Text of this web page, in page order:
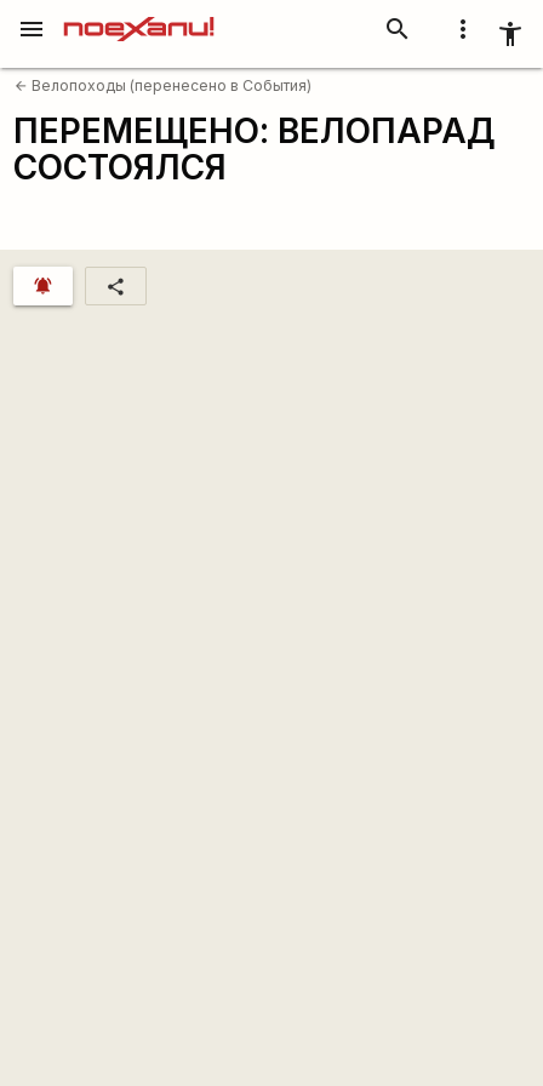
more_vert accessibility_new
search
menu
arrow_back Велопоходы (перенесено в События)
ПЕРЕМЕЩЕНО: ВЕЛОПАРАД
СОСТОЯЛСЯ
notifications_active share